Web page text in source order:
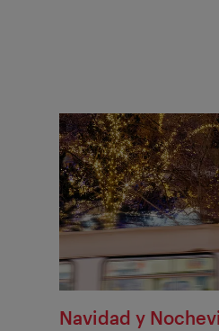
Navidad y